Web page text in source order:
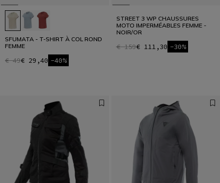
SFUMATA - T-SHIRT À COL ROND
FEMME
€ 49€ 29,40 -40%
STREET 3 WP CHAUSSURES
MOTO IMPERMÉABLES FEMME -
NOIR/OR
€ 159€ 111,30 -30%